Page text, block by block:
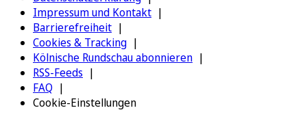
Impressum und Kontakt
Barrierefreiheit
Cookies & Tracking
Kölnische Rundschau abonnieren
RSS-Feeds
FAQ
Cookie-Einstellungen